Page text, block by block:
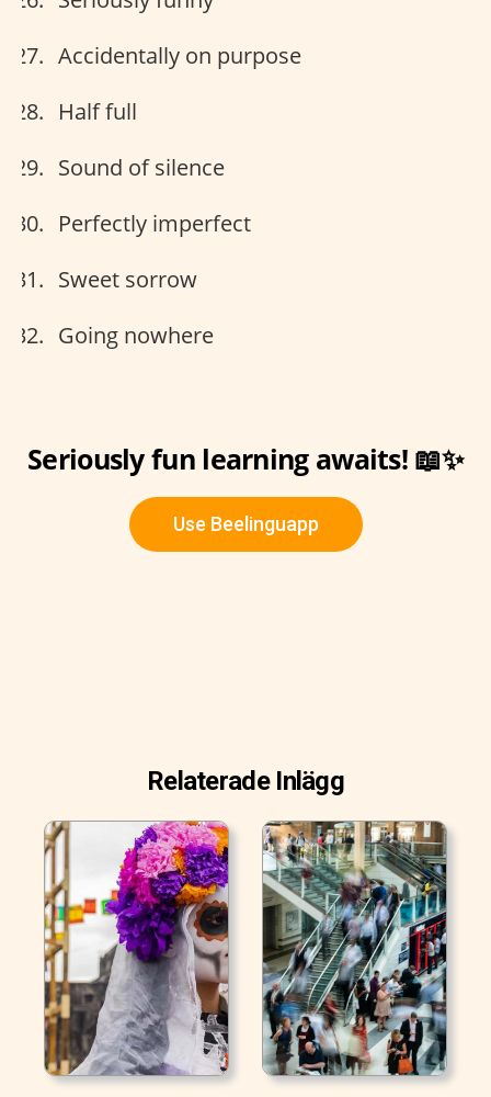
Accidentally on purpose
Half full
Sound of silence
Perfectly imperfect
Sweet sorrow
Going nowhere
Seriously fun learning awaits! 📖✨
Use Beelinguapp
Relaterade Inlägg